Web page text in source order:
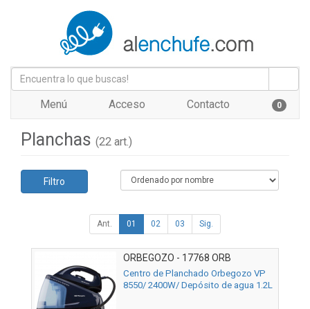
Menú Acceso Contacto 0
Planchas (22 art.)
Filtro
Ant. 01 02 03 Sig.
ORBEGOZO - 17768 ORB
Centro de Planchado Orbegozo VP
8550/ 2400W/ Depósito de agua 1.2L